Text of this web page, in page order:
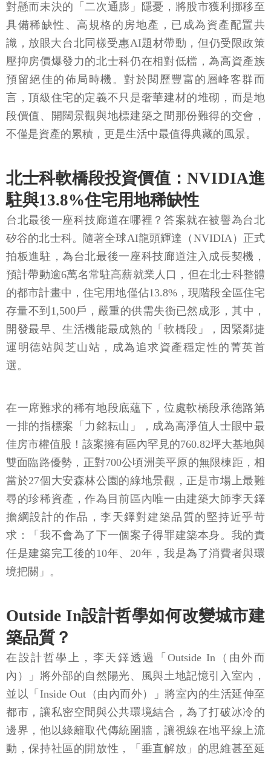
對懸而未決的「二次通膨」隱憂，將股市獲利挪移至
具備稀缺性、高規格的房地產，已成為資產配置共
識，放眼大台北同樣受惠AI題材帶動，但仍受限政策
壓抑房價爆發力的北士科仍在相對低檔，為高資產族
預留絕佳的佈局時機。對於閱歷豐富的層峰客群而
言，頂級住宅的定義不只是奢華建材的堆砌，而是地
段價值、開闊景觀與地標建築之間那份難得的交會，
不僅是資產的累積，更是生活中最值得典藏的風景。
北士科軟橋段投資價值：NVIDIA進
駐與13.8%住宅用地稀缺性
台北最後一座科技廊道在哪裡？答案就在被譽為台北
矽谷的北士科。隨著全球AI龍頭輝達（NVIDIA）正式
拍板進駐，為台北最後一座科技廊道注入成長契機，
預計帶動逾6萬名常駐高薪就業人口，但在北士科整體
的都市計畫中，住宅用地僅佔13.8%，現階段全區住宅
存量不到1,500戶，嚴重的供需失衡已然成形，其中，
開發最早、生活機能最成熟的「軟橋段」，因緊鄰捷
運明德站與芝山站，成為追求資產穩定性的菁英首
選。
在一席難求的稀有地段底蘊下，位處軟橋段承德路第
一排的指標案「力銘耘山」，成為高淨值人士眼中最
佳房市權值股！該案擁有區內罕見的760.82坪大基地與
雙面臨路優勢，正對700公頃洲美平原的無限棟距，相
當於27個大安森林公園的綠地景觀，正是市場上最難
尋的珍稀資產，作為目前區內唯一由建築大師李天鐸
擔綱設計的作品，李天鐸對建築品質的堅持近乎苛
求：「我不會為了下一個案子得罪建築本身。我的責
任是建築完工後的10年、20年，我是為了消費者與環
境把關」。
Outside In設計哲學如何改變城市建
築品質？
在設計哲學上，李天鐸透過「Outside In（由外而
內）」將外部的自然陽光、風與土地記憶引入室內，
並以「Inside Out（由內而外）」將室內的生活延伸至
都市，讓私密空間與公共環境結合，為了打破冰冷的
邊界，他以綠籬取代傳統圍牆，讓視線在地平線上流
動，保持社區的開放性，「垂直解放」的思維甚至延